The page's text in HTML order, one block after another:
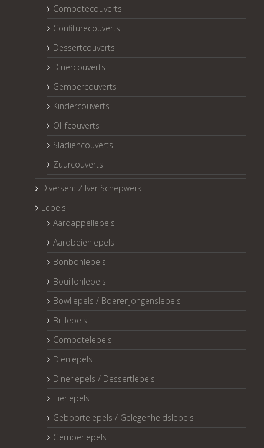
Compotecouverts
Confiturecouverts
Dessertcouverts
Dinercouverts
Gembercouverts
Kindercouverts
Olijfcouverts
Sladiencouverts
Zuurcouverts
Diversen: Zilver Schepwerk
Lepels
Aardappellepels
Aardbeienlepels
Bonbonlepels
Bouillonlepels
Bowllepels / Boerenjongenslepels
Brijlepels
Compotelepels
Dienlepels
Dinerlepels / Dessertlepels
Eierlepels
Geboortelepels / Gelegenheidslepels
Gemberlepels